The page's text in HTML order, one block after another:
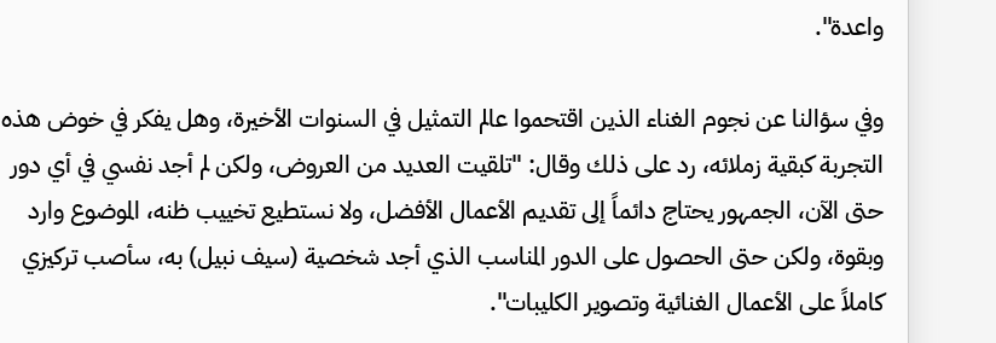
واعدة".
وفي سؤالنا عن نجوم الغناء الذين اقتحموا عالم التمثيل في السنوات الأخيرة، وهل يفكر في خوض هذه
التجربة كبقية زملائه، رد على ذلك وقال: "تلقيت العديد من العروض، ولكن لم أجد نفسي في أي دور
حتى الآن، الجمهور يحتاج دائماً إلى تقديم الأعمال الأفضل، ولا نستطيع تخييب ظنه، الموضوع وارد
وبقوة، ولكن حتى الحصول على الدور المناسب الذي أجد شخصية (سيف نبيل) به، سأصب تركيزي
كاملاً على الأعمال الغنائية وتصوير الكليبات".